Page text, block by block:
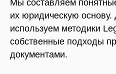
Мы составляем
их юридическую основу.
используем методики
собственные подходы
документами.